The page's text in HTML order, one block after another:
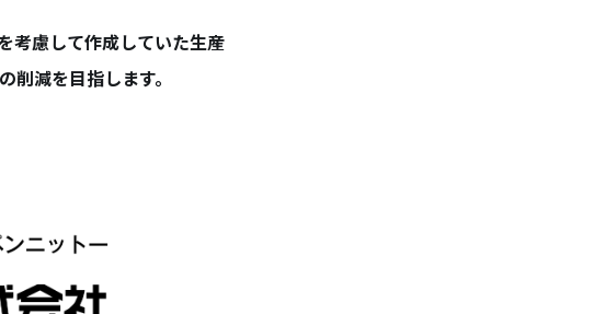
考慮して作成していた生産
減を目指します。